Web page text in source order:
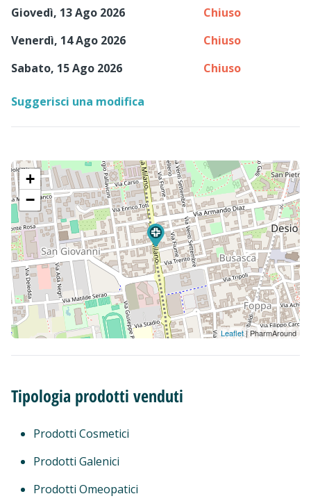
Giovedì, 13 Ago 2026
Chiuso
Venerdì, 14 Ago 2026
Chiuso
Sabato, 15 Ago 2026
Chiuso
Suggerisci una modifica
+
−
Leaflet| PharmAround
Tipologia prodotti venduti
Prodotti Cosmetici
Prodotti Galenici
Prodotti Omeopatici